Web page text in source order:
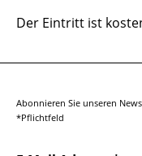
Der Eintritt ist
Abonnieren Sie unseren
*Pflichtfeld